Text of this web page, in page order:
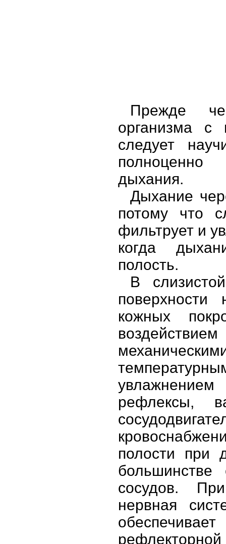
Прежде
организма с
следует
полноценно
дыхания.
Дыхание
потому что
фильтрует и
когда
полость.
В
кожных
рефлексы,
полости при
большинстве
сосудов.
нервная